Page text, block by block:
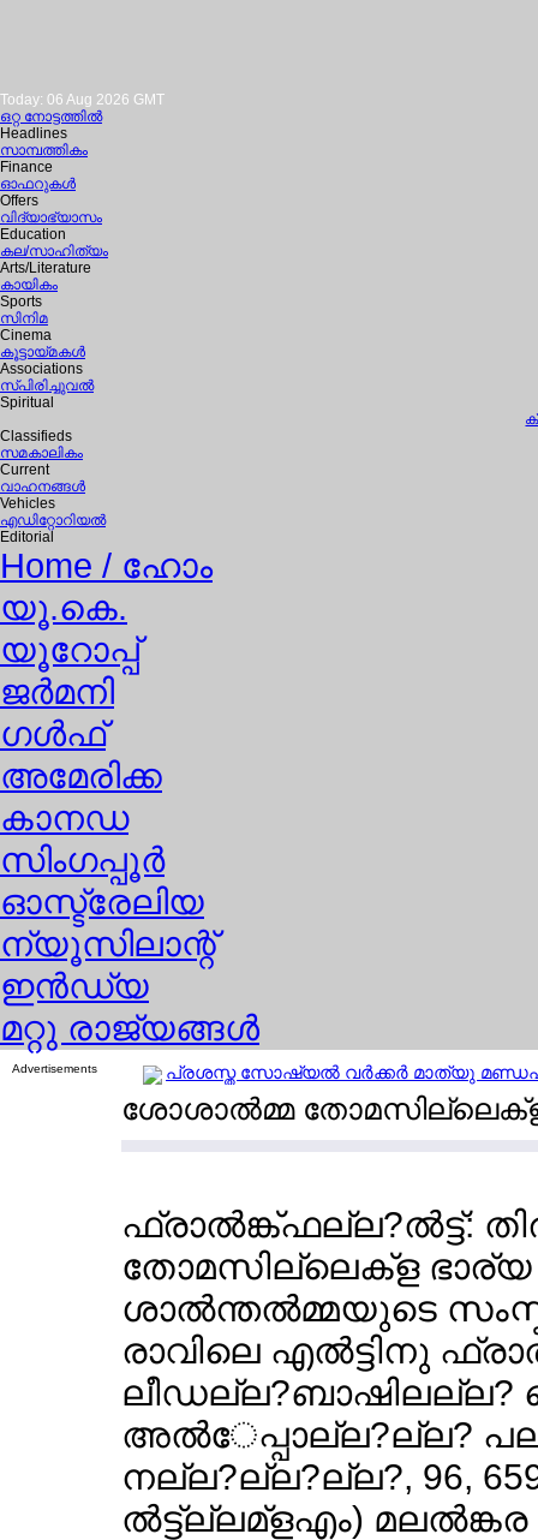
Today: 06 Aug 2026 GMT
ഒറ്റ നോട്ടത്തില്‍
Headlines
സാമ്പത്തികം
Finance
ഓഫറുകള്‍
Offers
വിദ്യാഭ്യാസം
Education
കല/സാഹിത്യം
Arts/Literature
കായികം
Sports
സിനിമ
Cinema
കൂട്ടായ്മകള്‍
Associations
സ്പിരിച്ചുവല്‍
Spiritual
Classifieds
സമകാലികം
Current
വാഹനങ്ങള്‍
Vehicles
എഡിറ്റോറിയല്‍
Editorial
Home / ഹോം
യൂ.കെ.
യൂറോപ്പ്
ജര്‍മനി
ഗള്‍ഫ്
അമേരിക്ക
കാനഡ
സിംഗപ്പൂര്‍
ഓസ്ട്രേലിയ
ന്യൂസിലാന്റ്
ഇന്‍ഡ്യ
മറ്റു രാജ്യങ്ങള്‍
Advertisements പ്രശസ്ത സോഷ്യല്‍ വര്‍ക്കര്‍ മാത്യു
ശോശാല്‍മ്മ
ഫ്രാല്‍ങ്ക്ഫല്ല?ല്‍ട്ട്:
തോമസില്ലെക്ള
ശാല്‍ന്തല്‍മ്മയുടെ
രാവിലെ എല്‍ട്ടിനു
അല്‍േപ്പാല്ല?ല്ല?
നല്ല?ല്ല?ല്ല?, 96,
ല്‍ട്ട്ല്ലമ്ളഎം)